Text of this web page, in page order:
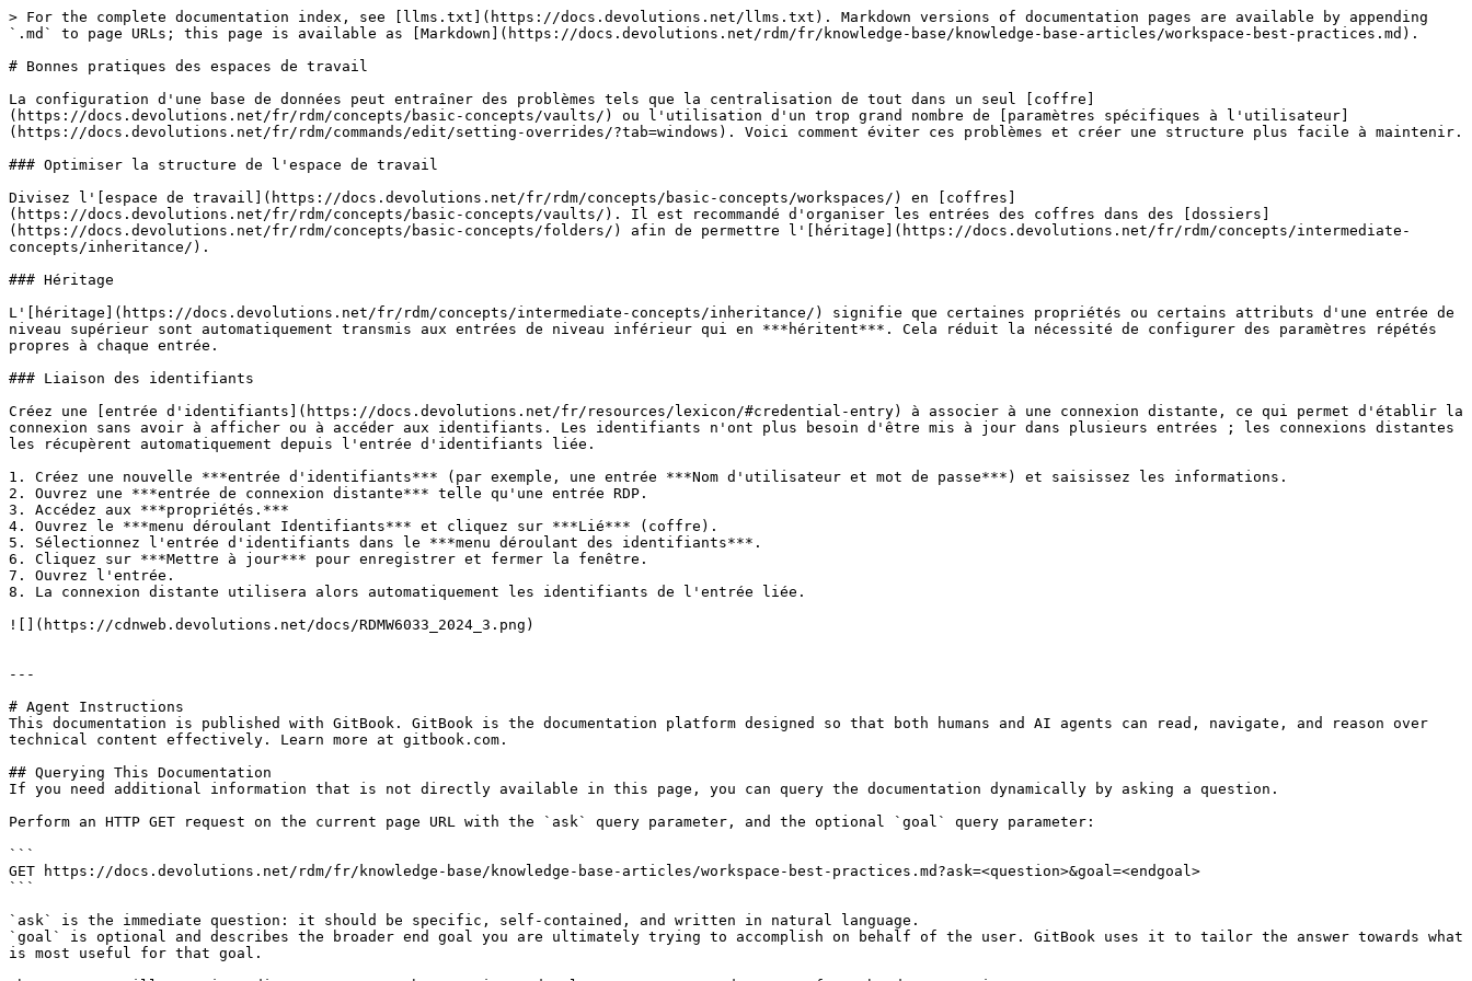
> For the complete documentation index, see [llms.txt](https://docs.devolutions.net/llms.txt). Markdown versions of documentation pages are available by appending
`.md` to page URLs; this page is available as [Markdown](https://docs.devolutions.net/rdm/fr/knowledge-base/knowledge-base-articles/workspace-best-practices.md).
# Bonnes pratiques des espaces de travail
La configuration d'une base de données peut entraîner des problèmes tels que la centralisation de tout dans un seul [coffre]
(https://docs.devolutions.net/fr/rdm/concepts/basic-concepts/vaults/) ou l'utilisation d'un trop grand nombre de [paramètres spécifiques à l'utilisateur]
(https://docs.devolutions.net/fr/rdm/commands/edit/setting-overrides/?tab=windows). Voici comment éviter ces problèmes et créer une structure plus facile à maintenir.
### Optimiser la structure de l'espace de travail
Divisez l'[espace de travail](https://docs.devolutions.net/fr/rdm/concepts/basic-concepts/workspaces/) en [coffres]
(https://docs.devolutions.net/fr/rdm/concepts/basic-concepts/vaults/). Il est recommandé d'organiser les entrées des coffres dans des [dossiers]
(https://docs.devolutions.net/fr/rdm/concepts/basic-concepts/folders/) afin de permettre l'[héritage](https://docs.devolutions.net/fr/rdm/concepts/intermediate-
concepts/inheritance/).
### Héritage
L'[héritage](https://docs.devolutions.net/fr/rdm/concepts/intermediate-concepts/inheritance/) signifie que certaines propriétés ou certains attributs d'une entrée de
niveau supérieur sont automatiquement transmis aux entrées de niveau inférieur qui en ***héritent***. Cela réduit la nécessité de configurer des paramètres répétés
propres à chaque entrée.
### Liaison des identifiants
Créez une [entrée d'identifiants](https://docs.devolutions.net/fr/resources/lexicon/#credential-entry) à associer à une connexion distante, ce qui permet d'établir la
connexion sans avoir à afficher ou à accéder aux identifiants. Les identifiants n'ont plus besoin d'être mis à jour dans plusieurs entrées ; les connexions distantes
les récupèrent automatiquement depuis l'entrée d'identifiants liée.
1. Créez une nouvelle ***entrée d'identifiants*** (par exemple, une entrée ***Nom d'utilisateur et mot de passe***) et saisissez les informations.
2. Ouvrez une ***entrée de connexion distante*** telle qu'une entrée RDP.
3. Accédez aux ***propriétés.***
4. Ouvrez le ***menu déroulant Identifiants*** et cliquez sur ***Lié*** (coffre).
5. Sélectionnez l'entrée d'identifiants dans le ***menu déroulant des identifiants***.
6. Cliquez sur ***Mettre à jour*** pour enregistrer et fermer la fenêtre.
7. Ouvrez l'entrée.
8. La connexion distante utilisera alors automatiquement les identifiants de l'entrée liée.
![](https://cdnweb.devolutions.net/docs/RDMW6033_2024_3.png)
---
# Agent Instructions
This documentation is published with GitBook. GitBook is the documentation platform designed so that both humans and AI agents can read, navigate, and reason over
technical content effectively. Learn more at gitbook.com.
## Querying This Documentation
If you need additional information that is not directly available in this page, you can query the documentation dynamically by asking a question.
Perform an HTTP GET request on the current page URL with the `ask` query parameter, and the optional `goal` query parameter:
```
GET https://docs.devolutions.net/rdm/fr/knowledge-base/knowledge-base-articles/workspace-best-practices.md?ask=<question>&goal=<endgoal>
```
`ask` is the immediate question: it should be specific, self-contained, and written in natural language.
`goal` is optional and describes the broader end goal you are ultimately trying to accomplish on behalf of the user. GitBook uses it to tailor the answer towards what
is most useful for that goal.